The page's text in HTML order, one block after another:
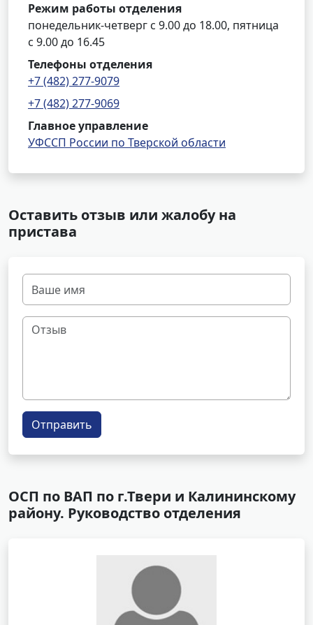
Режим работы отделения
понедельник-четверг с 9.00 до 18.00, пятница
с 9.00 до 16.45
Телефоны отделения
+7 (482) 277-9079
+7 (482) 277-9069
Главное управление
УФССП России по Тверской области
Оставить отзыв или жалобу на
пристава
Отправить
ОСП по ВАП по г.Твери и Калининскому
району. Руководство отделения